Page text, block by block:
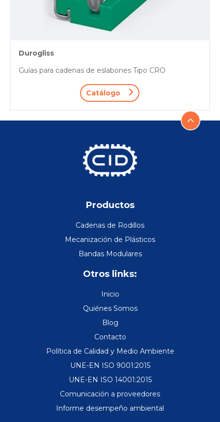
Durogliss
Guías para cadenas de eslabones Tipo CRO
Catálogo
Productos
Cadenas de Rodillos
Mecanización de Plásticos
Bandas Modulares
Otros links:
Inicio
Quiénes Somos
Blog
Contacto
Política de Calidad y Medio Ambiente
UNE-EN ISO 9001:2015
UNE-EN ISO 14001:2015
Comunicación a proveedores
Informe desempeño ambiental